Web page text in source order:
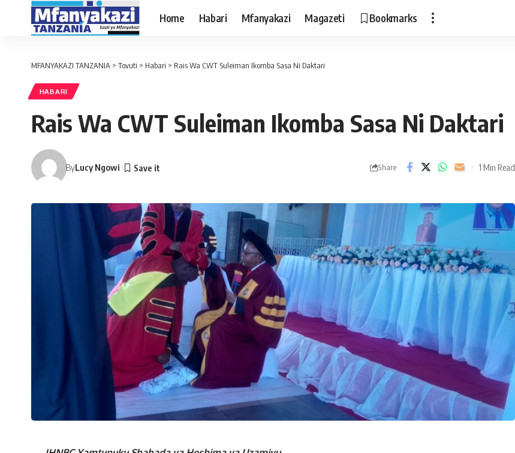
Home Habari Mfanyakazi Magazeti Bookmarks
MFANYAKAZI TANZANIA > Tovuti > Habari > Rais Wa CWT Suleiman Ikomba Sasa Ni Daktari
HABARI
Rais Wa CWT Suleiman Ikomba Sasa Ni Daktari
ByLucy Ngowi Share 1 Min Read